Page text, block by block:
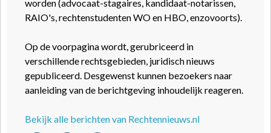
worden (advocaat-stagaires, kandidaat-notarissen,
RAIO's, rechtenstudenten WO en HBO, enzovoorts).
Op de voorpagina wordt, gerubriceerd in
verschillende rechtsgebieden, juridisch nieuws
gepubliceerd. Desgewenst kunnen bezoekers naar
aanleiding van de berichtgeving inhoudelijk reageren.
Bekijk alle berichten van Rechtennieuws.nl